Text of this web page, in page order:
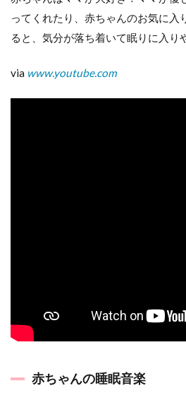
ってくれたり、赤ちゃんのお気に入
ると、気分が落ち着いて眠りに入り
via www.youtube.com
赤ちゃんの睡眠音楽